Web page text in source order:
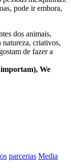
pode ir embora,
dos animais,
natureza, criativos,
de fazer a
importam), We
parcerias Media